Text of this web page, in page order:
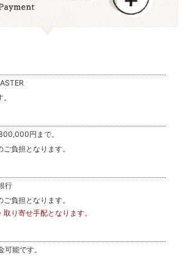
円まで。
負担となります。
行
負担となります。
り寄せ手配となります。
能です。